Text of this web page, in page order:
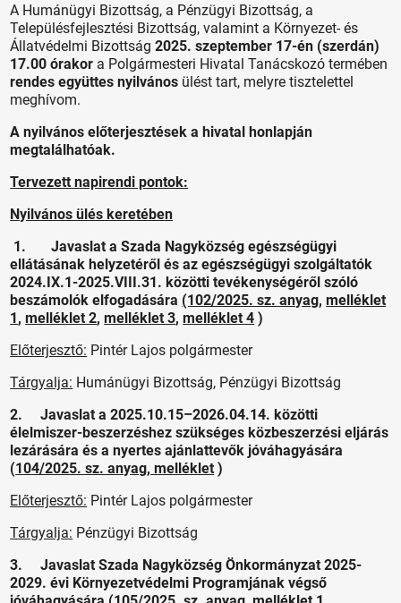
A Humánügyi Bizottság, a Pénzügyi Bizottság, a
Településfejlesztési Bizottság, valamint a Környezet- és
Állatvédelmi Bizottság2025. szeptember 17-én (szerdán)
17.00 órakor a Polgármesteri Hivatal Tanácskozó termében
rendes együttes nyilvános ülést tart, melyre tisztelettel
meghívom.
A nyilvános előterjesztések a hivatal honlapján
megtalálhatóak.
Tervezett napirendi pontok:
Nyilvános ülés keretében
1. Javaslat a Szada Nagyközség egészségügyi
ellátásának helyzetéről és az egészségügyi szolgáltatók
2024.IX.1-2025.VIII.31. közötti tevékenységéről szóló
beszámolók elfogadására (102/2025. sz. anyag, melléklet
1,melléklet 2,melléklet 3,melléklet 4 )
Előterjesztő: Pintér Lajos polgármester
Tárgyalja: Humánügyi Bizottság, Pénzügyi Bizottság
2. Javaslat a 2025.10.15–2026.04.14. közötti
élelmiszer-beszerzéshez szükséges közbeszerzési eljárás
lezárására és a nyertes ajánlattevők jóváhagyására
(104/2025. sz. anyag, melléklet )
Előterjesztő: Pintér Lajos polgármester
Tárgyalja: Pénzügyi Bizottság
3. Javaslat Szada Nagyközség Önkormányzat 2025-
2029. évi Környezetvédelmi Programjának végső